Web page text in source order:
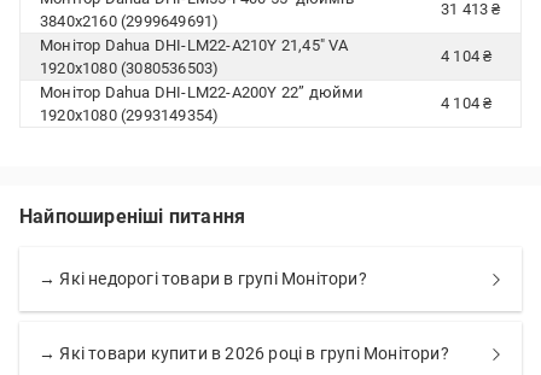
3840х2160 (2999649691)
31 413 ₴
Монітор Dahua DHI-LM22-A210Y 21,45" VA
1920x1080 (3080536503)
4 104 ₴
Монітор Dahua DHI-LM22-A200Y 22” дюйми
1920х1080 (2993149354)
4 104 ₴
Найпоширеніші питання
→ Які недорогі товари в групі Монітори?
→ Які товари купити в 2026 році в групі Монітори?